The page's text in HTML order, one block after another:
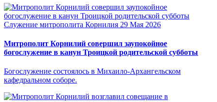
Служение митрополита Корнилия 29 Мая 2026
Митрополит Корнилий совершил заупокойное
богослужение в канун Троицкой родительской субботы
Богослужение состоялось в Михаило-Архангельском
кафедральном соборе.